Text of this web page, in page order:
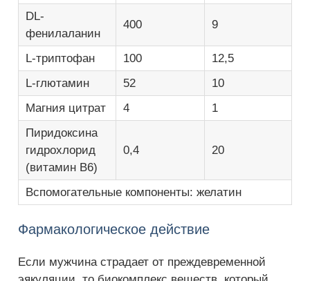
DL-
фенилаланин
400 9
L-триптофан 100
12,5
L-глютамин
52
10
Магния цитрат
4
1
Пиридоксина
гидрохлорид
(витамин В6)
0,4 20
Вспомогательные компоненты: желатин
Фармакологическое действие
Если мужчина страдает от преждевременной